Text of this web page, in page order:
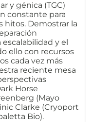
y génica (TGC)
constante para
hitos. Demostrar la
y el
ello con recursos
cada vez más
reciente mesa
Horse
(Mayo
Clarke (Cryoport
Bio).